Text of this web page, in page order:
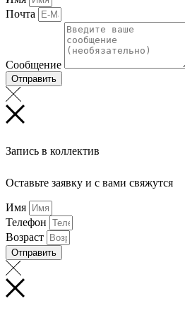
Почта
Сообщение
Отправить
Запись в коллектив
Оставьте заявку и с вами свяжутся
Имя
Телефон
Возраст
Отправить